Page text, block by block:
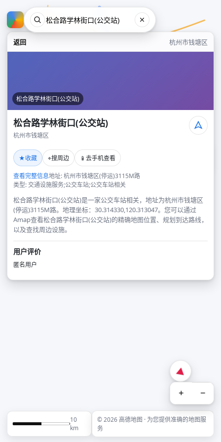
返回 杭州市钱塘区
松合路学林街口(公交站)
松合路学林街口(公交站)
杭州市钱塘区
★收藏 ⌖搜周边 📱 去手机查看
查看完整信息地址: 杭州市钱塘区(停运)3115M路
类型: 交通设施服务;公交车站;公交车站相关
松合路学林街口(公交站)是一家公交车站相关，地址为杭州市钱塘区
(停运)3115M路。地理坐标：30.314330,120.313047。您可以通过
Amap查看松合路学林街口(公交站)的精确地图位置、规划到达路线，
以及查找周边设施。
用户评价
匿名用户
+ −
10
km
© 2026 高德地图 · 为您提供准确的地图服
务